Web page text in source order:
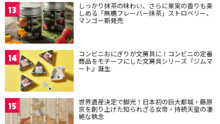
13 しっかり抹茶の味わい、さらに果実の香りも楽
しめる「無糖フレーバー抹茶」ストロベリー、
マンゴー新発売
14 コンビニおにぎりが文房具に！コンビニの定番
商品をモチーフにした文房具シリーズ『ジムマ
ート』誕生
15 世界遺産決定で脚光！日本初の巨大都城・藤原
京を創り上げた知られざる女帝・持統天皇の凄
絶な執念